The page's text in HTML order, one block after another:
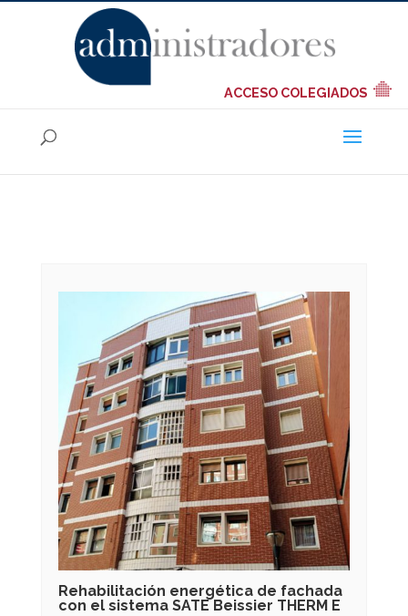
ACCESO COLEGIADOS
Rehabilitación energética de fachada
con el sistema SATE Beissier THERM E